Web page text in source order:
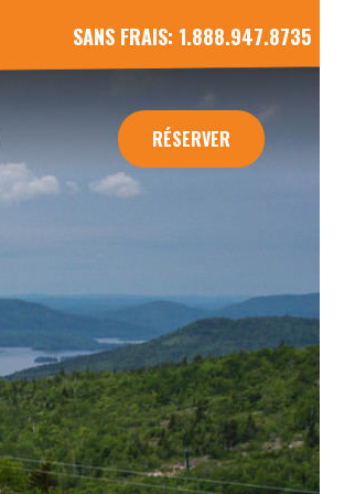
SANS FRAIS: 1.888.947.8735
RÉSERVER